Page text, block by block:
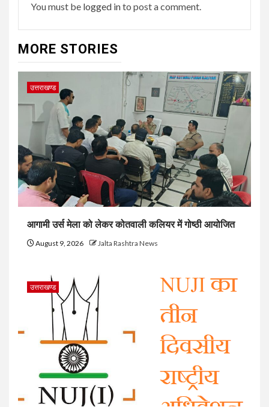
You must be logged into post a comment.
MORE STORIES
उत्तराखण्ड
आगामी उर्स मेला को लेकर कोतवाली कलियर में गोष्ठी आयोजित
August 9, 2026 Jalta Rashtra News
उत्तराखण्ड